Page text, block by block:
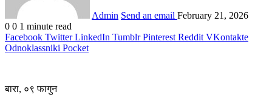
Admin Send an email February 21, 2026
0 0 1 minute read
Facebook Twitter LinkedIn Tumblr Pinterest Reddit VKontakte
Odnoklassniki Pocket
बारा, ०९ फागुन